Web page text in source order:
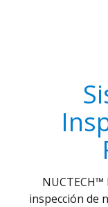
inspección de